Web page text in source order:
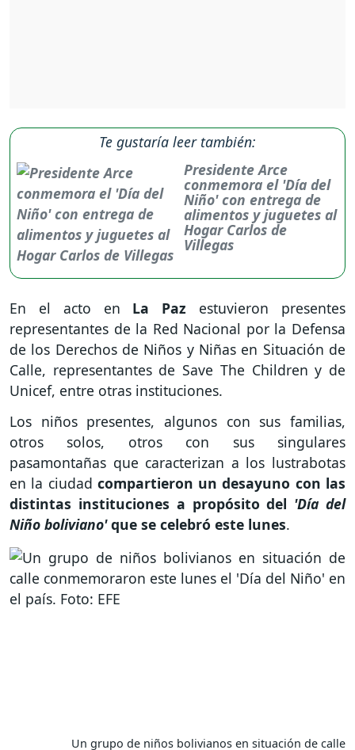
Te gustaría leer también:
Presidente Arce
conmemora el 'Día del
Niño' con entrega de
alimentos y juguetes al
Hogar Carlos de
Villegas
En el acto en La Paz estuvieron presentes
representantes de la Red Nacional por la Defensa
de los Derechos de Niños y Niñas en Situación de
Calle, representantes de Save The Children y de
Unicef, entre otras instituciones.
Los niños presentes, algunos con sus familias,
otros solos, otros con sus singulares
pasamontañas que caracterizan a los lustrabotas
en la ciudad compartieron un desayuno con las
distintas instituciones a propósito del 'Día del
Niño boliviano'que se celebró este lunes.
Un grupo de niños bolivianos en situación de calle